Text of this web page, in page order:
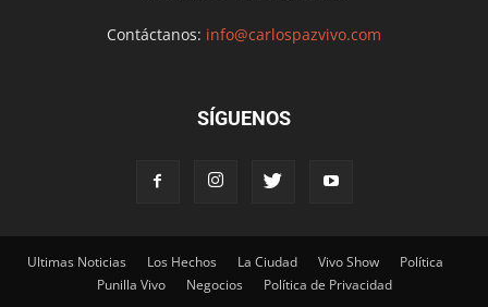
Contáctanos: info@carlospazvivo.com
SÍGUENOS
Ultimas Noticias Los Hechos La Ciudad Vivo Show
Política
Punilla Vivo
Negocios Política de Privacidad